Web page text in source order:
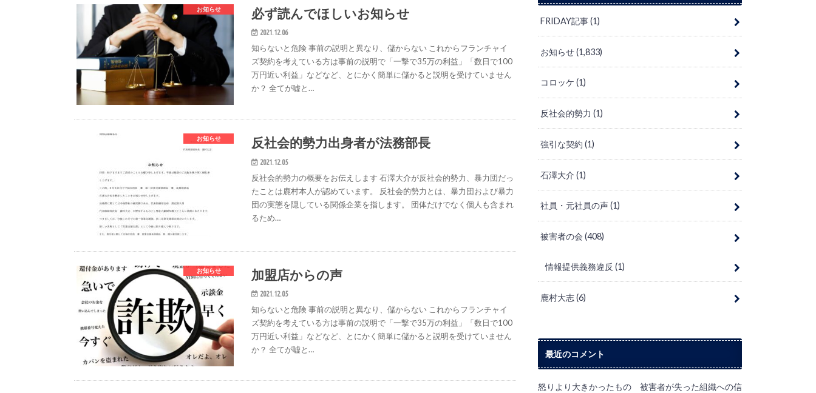
お知らせ 必ず読んでほしいお知らせ
2021.12.06
知らないと危険 事前の説明と異なり、儲からない これからフランチャイ
ズ契約を考えている方は事前の説明で「一撃で35万の利益」「数日で100
万円近い利益」などなど、とにかく簡単に儲かると説明を受けていません
か？ 全てが嘘と…
お知らせ 反社会的勢力出身者が法務部長
2021.12.05
反社会的勢力の概要をお伝えします 石澤大介が反社会的勢力、暴力団だっ
たことは鹿村本人が認めています。 反社会的勢力とは、暴力団および暴力
団の実態を隠している関係企業を指します。 団体だけでなく個人も含まれ
るため…
お知らせ 加盟店からの声
2021.12.05
知らないと危険 事前の説明と異なり、儲からない これからフランチャイ
ズ契約を考えている方は事前の説明で「一撃で35万の利益」「数日で100
万円近い利益」などなど、とにかく簡単に儲かると説明を受けていません
か？ 全てが嘘と…
FRIDAY記事(1)
お知らせ(1,833)
コロッケ(1)
反社会的勢力(1)
強引な契約(1)
石澤大介(1)
社員・元社員の声(1)
被害者の会(408)
情報提供義務違反 (1)
鹿村大志(6)
最近のコメント
怒りより大きかったもの 被害者が失った組織への信